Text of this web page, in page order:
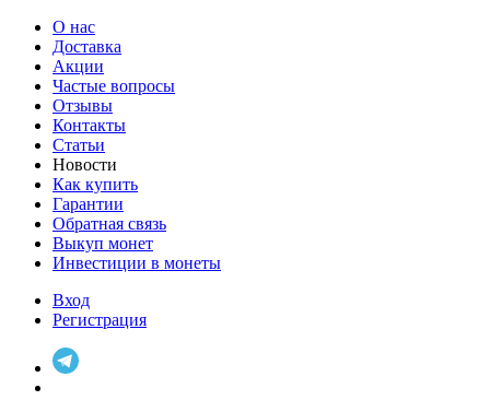
О нас
Доставка
Акции
Частые вопросы
Отзывы
Контакты
Статьи
Новости
Как купить
Гарантии
Обратная связь
Выкуп монет
Инвестиции в монеты
Вход
Регистрация